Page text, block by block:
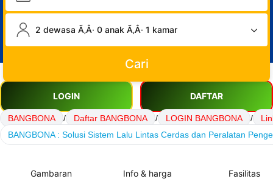
2 dewasa Ã‚Â· 0 anak Ã‚Â· 1 kamar
Cari
LOGIN DAFTAR
BANGBONA / Daftar BANGBONA / LOGIN BANGBONA /
BANGBONA : Solusi Sistem Lalu Lintas Cerdas dan Peralatan
Gambaran Info & harga Fasilitas